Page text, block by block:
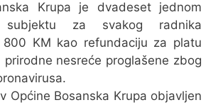
Krupa je dvadeset jednom
subjektu za svakog radnika
KM kao refundaciju za platu
nesreće proglašene zbog
Općine Bosanska Krupa objavljen